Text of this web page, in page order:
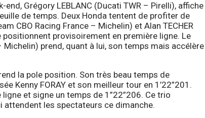
Grégory LEBLANC (Ducati TWR – Pirelli), affiche
de temps. Deux Honda tentent de profiter de
CBO Racing France – Michelin) et Alan TECHER
positionnent provisoirement en première ligne. Le
Michelin) prend, quant à lui, son temps mais accélère
la pole position. Son très beau temps de
Kenny FORAY et son meilleur tour en 1’22”201.
et signe un temps de 1”22”206. Ce trio
attendent les spectateurs ce dimanche.